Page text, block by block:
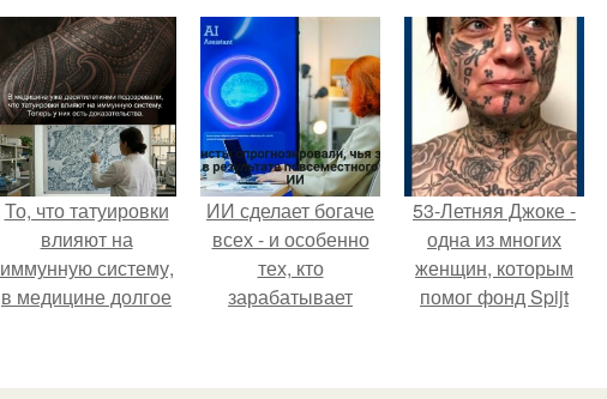
То, что татуировки
влияют на
иммунную систему,
в медицине долгое
лишь как гипотеза.
ИИ сделает богаче
всех - и особенно
тех, кто
зарабатывает
53-Летняя Джоке -
одна из многих
женщин, которым
помог фонд Spijt
Роттердаме.